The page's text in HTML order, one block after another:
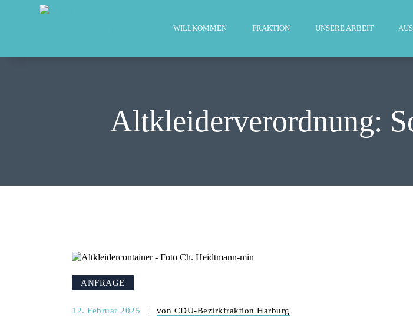
WILLKOMMEN FRAKTION UNSERE ARBEIT
Altkleiderverordnung:
AKTUELLES
KONTAKT
ANFRAGE
12. Februar 2025 von CDU-Bezirkfraktion Harburg